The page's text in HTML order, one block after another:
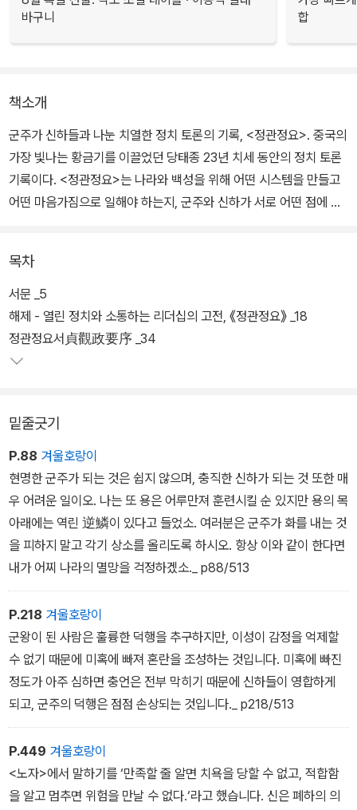
바구니
합
책소개
군주가 신하들과 나눈 치열한 정치 토론의 기록, <정관정요>. 중국의
가장 빛나는 황금기를 이끌었던 당태종 23년 치세 동안의 정치 토론
기록이다. <정관정요>는 나라와 백성을 위해 어떤 시스템을 만들고
어떤 마음가짐으로 일해야 하는지, 군주와 신하가 서로 어떤 점에 주
독서다.
당나라 시기 사관이었던 오긍은 당태종이 죽은 지 20여 년 뒤에 태어
났으나 당태종이 신하들과 나눈 문답의 기록을 보고 후세 제왕들에게
본으로 삼고자 책을 저술하였다. 모든 권력을 쥔 제왕이 신하들과 격
려진다고 믿고 실천한 인물이다. <정관정요>에는 당태종이 신임하고
격의 없이 의견을 나눈 신하의 이야기가 여럿 등장한다.
목차
서문 _5
해제 - 열린 정치와 소통하는 리더십의 고전, 《정관정요》 _18
정관정요서貞觀政要序 _34
밑줄긋기
P.88 겨울호랑이
현명한 군주가 되는 것은 쉽지 않으며, 충직한 신하가 되는 것 또한 매
우 어려운 일이오. 나는 또 용은 어루만져 훈련시킬 순 있지만 용의 목
아래에는 역린 逆鱗이 있다고 들었소. 여러분은 군주가 화를 내는 것
을 피하지 말고 각기 상소를 올리도록 하시오. 항상 이와 같이 한다면
내가 어찌 나라의 멸망을 걱정하겠소._ p88/513
P.218 겨울호랑이
군왕이 된 사람은 훌륭한 덕행을 추구하지만, 이성이 감정을 억제할
수 없기 때문에 미혹에 빠져 혼란을 조성하는 것입니다. 미혹에 빠진
정도가 아주 심하면 충언은 전부 막히기 때문에 신하들이 영합하게
되고, 군주의 덕행은 점점 손상되는 것입니다._ p218/513
P.449 겨울호랑이
<노자>에서 말하기를 ‘만족할 줄 알면 치욕을 당할 수 없고, 적합함
을 알고 멈추면 위험을 만날 수 없다.‘라고 했습니다. 신은 폐하의 의